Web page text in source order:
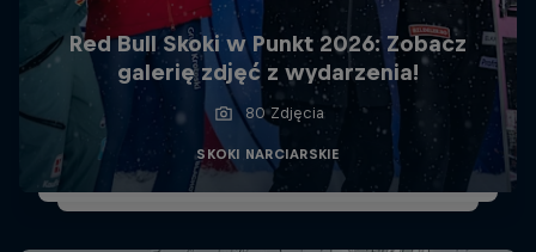
Red Bull Skoki w Punkt 2026: Zobacz
galerię zdjęć z wydarzenia!
80 Zdjęcia
SKOKI NARCIARSKIE